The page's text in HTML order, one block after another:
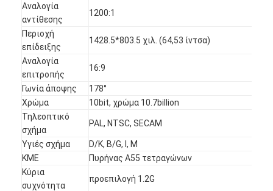
Αναλογία
αντίθεσης
1200:1
Περιοχή
επίδειξης
1428.5*803.5 χιλ. (64,53 ίντσα)
Αναλογία
επιτροπής
16:9
Γωνία άποψης
178°
Χρώμα
10bit, χρώμα 10.7billion
Τηλεοπτικό
σχήμα
PAL, NTSC, SECAM
Υγιές σχήμα
D/K, B/G, Ι, Μ
ΚΜΕ
Πυρήνας A55 τετραγώνων
Κύρια
συχνότητα
προεπιλογή 1.2G